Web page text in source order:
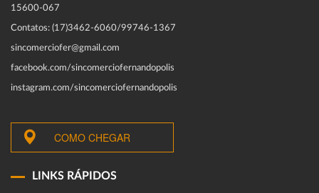
15600-067
Contatos: (17)3462-6060/99746-1367
sincomerciofer@gmail.com
facebook.com/sincomerciofernandopolis
instagram.com/sincomerciofernandopolis
COMO CHEGAR
LINKS RÁPIDOS